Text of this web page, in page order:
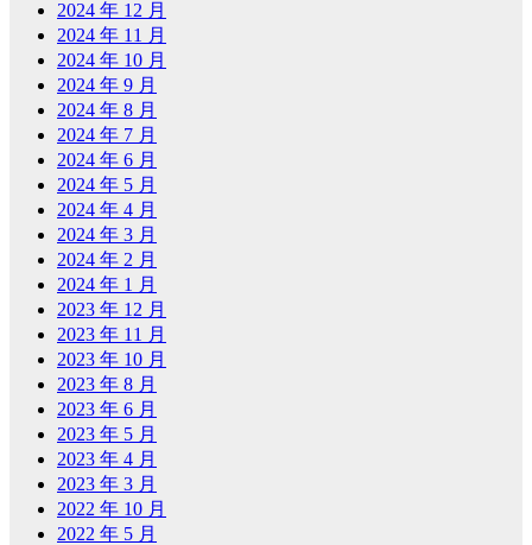
2024 年 12 月
2024 年 11 月
2024 年 10 月
2024 年 9 月
2024 年 8 月
2024 年 7 月
2024 年 6 月
2024 年 5 月
2024 年 4 月
2024 年 3 月
2024 年 2 月
2024 年 1 月
2023 年 12 月
2023 年 11 月
2023 年 10 月
2023 年 8 月
2023 年 6 月
2023 年 5 月
2023 年 4 月
2023 年 3 月
2022 年 10 月
2022 年 5 月